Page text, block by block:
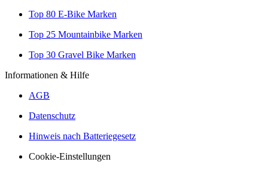
Top 80 E-Bike Marken
Top 25 Mountainbike Marken
Top 30 Gravel Bike Marken
Informationen & Hilfe
AGB
Datenschutz
Hinweis nach Batteriegesetz
Cookie-Einstellungen